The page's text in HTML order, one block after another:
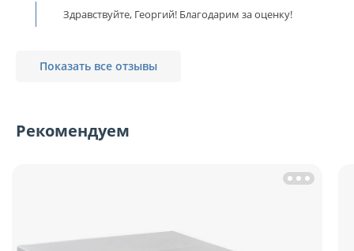
Здравствуйте, Георгий! Благодарим за оценку!
Показать все отзывы
Рекомендуем